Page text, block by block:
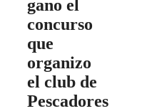
gano el
concurso
que
organizo
el club de
Pescadores